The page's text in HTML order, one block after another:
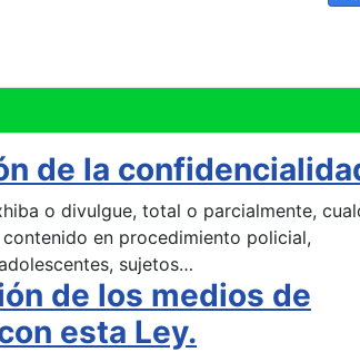
de la
o divulgue, total o parcialmente,
en procedimiento policial,
sujetos…
de los medios de
esta Ley.